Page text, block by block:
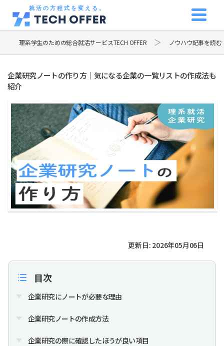
就活の方程式を変える。
理系学生のための総合就活サービスTECH OFFER ノウハウ記事を読む
企業研究ノートの作り方｜気になる企業の一覧リストの作成法も
紹介
更新日: 2026年05月06日
目次
企業研究にノートが必要な理由
企業研究ノートの作成方法
企業研究の際に確認したほうが良い項目